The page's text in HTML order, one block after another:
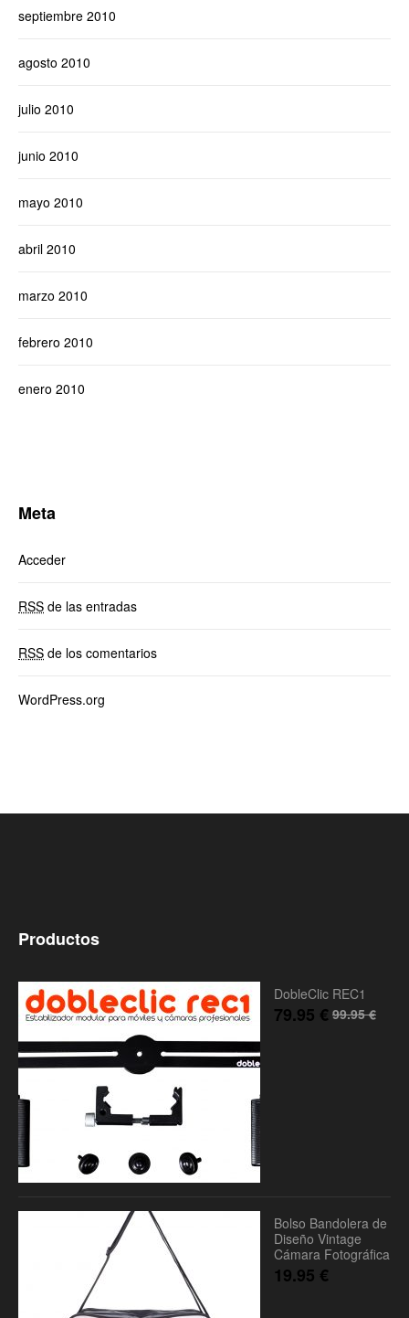
septiembre 2010
agosto 2010
julio 2010
junio 2010
mayo 2010
abril 2010
marzo 2010
febrero 2010
enero 2010
Meta
Acceder
RSS de las entradas
RSS de los comentarios
WordPress.org
Productos
DobleClic REC1
99.95€
79.95 €
Bolso Bandolera de
Diseño Vintage
Cámara Fotográfica
19.95 €